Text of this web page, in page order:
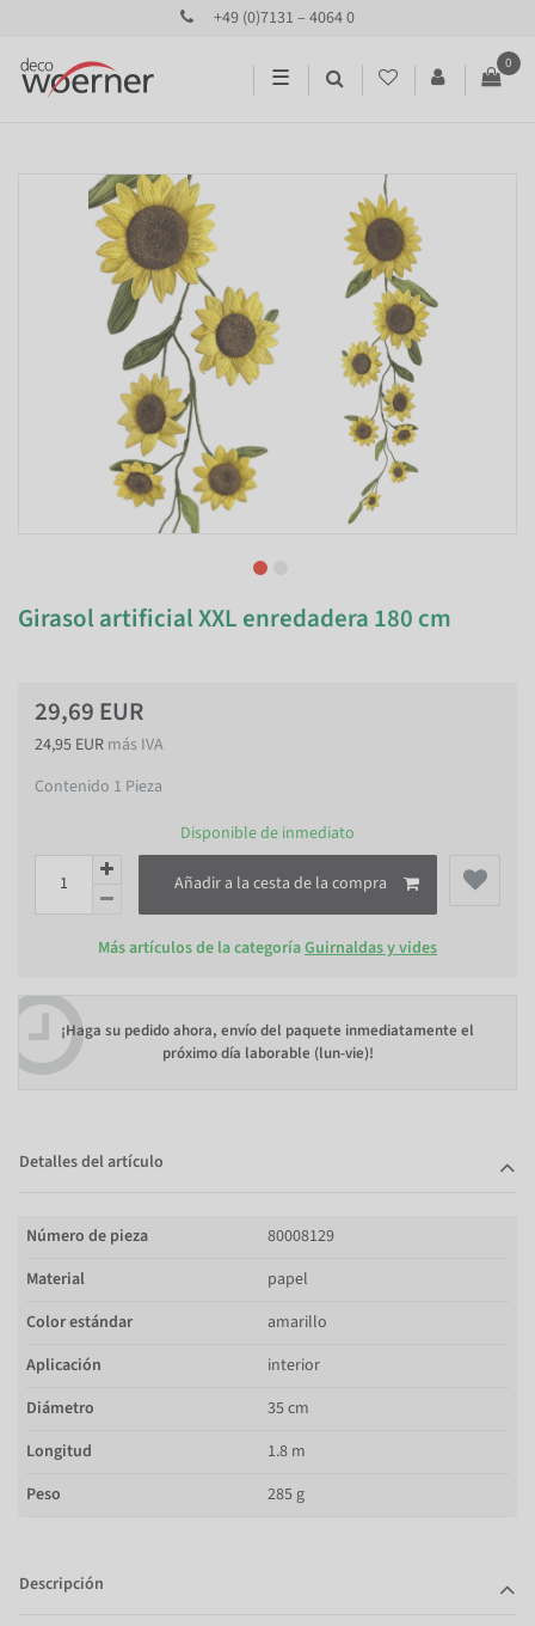
+49 (0)7131 – 4064 0
☰
0
Girasol artificial XXL enredadera 180 cm
29,69 EUR
24,95 EUR más IVA
Contenido 1 Pieza
Disponible de inmediato
Añadir a la cesta de la compra
Más artículos de la categoríaGuirnaldas y vides
¡Haga su pedido ahora, envío del paquete inmediatamente el
próximo día laborable (lun-vie)!
Detalles del artículo
Número de pieza
80008129
Material
papel
Color estándar
amarillo
Aplicación
interior
Diámetro
35 cm
Longitud
1.8 m
Peso
285 g
Descripción